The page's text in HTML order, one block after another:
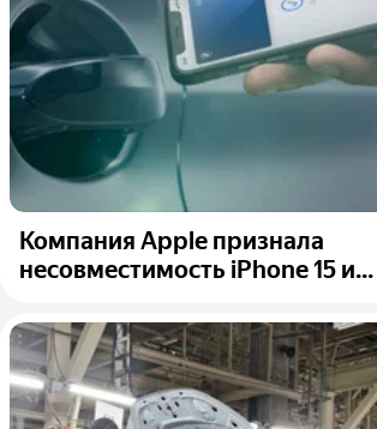
Компания Apple признала
несовместимость iPhone 15 и...